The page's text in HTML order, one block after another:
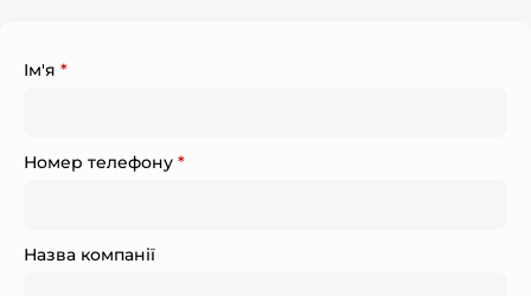
Ім'я *
Номер телефону *
Назва компанії